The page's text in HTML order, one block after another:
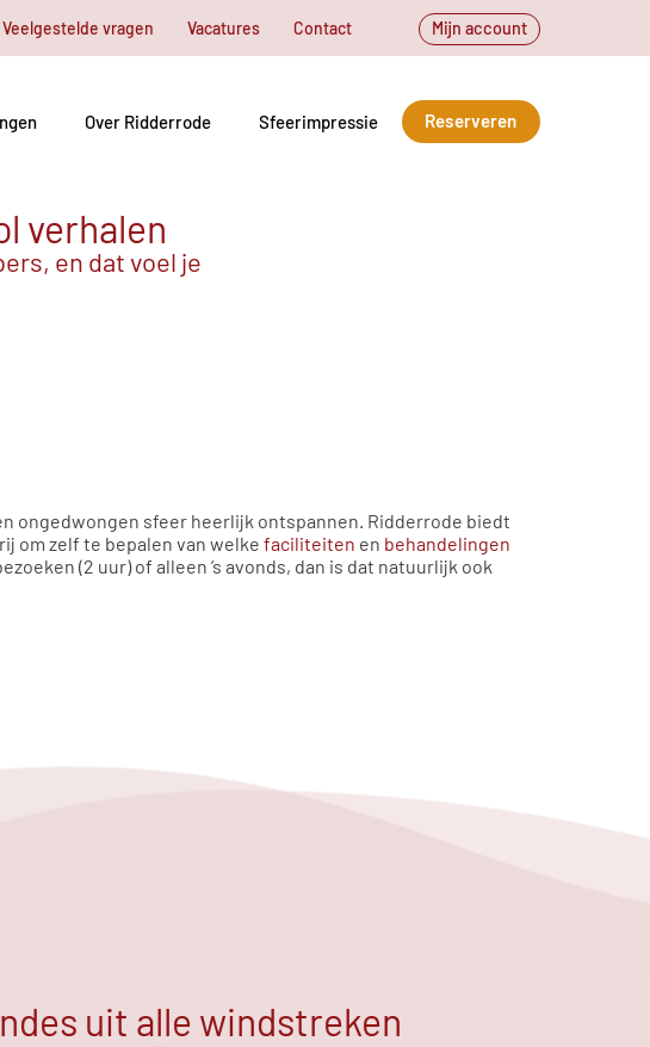
Veelgestelde vragen Vacatures Contact Mijn account
Over Ridderrode Sfeerimpressie Reserveren
verhalen
en dat voel je
ongedwongen sfeer heerlijk ontspannen. Ridderrode biedt
om zelf te bepalen van welke faciliteiten en behandelingen
(2 uur) of alleen ’s avonds, dan is dat natuurlijk ook
uit alle windstreken